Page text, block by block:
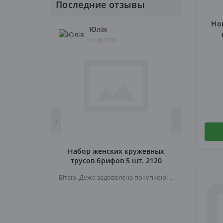
Последние отзывы
Юлія
04.08.2026
Набор женских кружевных
трусов брифов 5 шт. 2120
Вітаю. Дуже задоволена покупкою! ..